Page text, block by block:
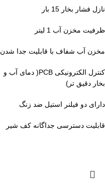
نازل فشار بخار 15 بار
ظرفیت مخزن آب 1 لیتر
مخزن آب شفاف با قابلیت جدا شدن
کنترل الکترونیکی PCB( دمای آب و
بخار دقیق تر)
دارای دو فیلنر استیل ضد زنگ
قابلیت دسترسی جداگانه کف شیر